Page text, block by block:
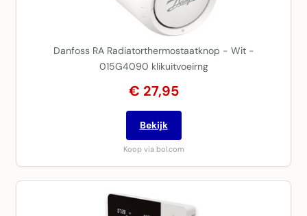
Danfoss RA Radiatorthermostaatknop - Wit -
015G4090 klikuitvoeirng
€ 27,95
Bekijk
Koop via bol.com